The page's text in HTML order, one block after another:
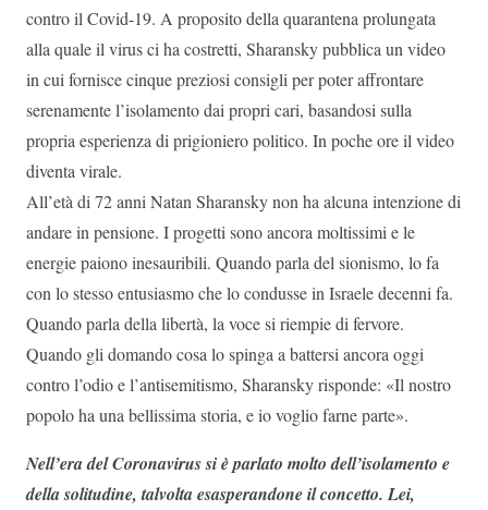
contro il Covid-19. A proposito della quarantena prolungata
alla quale il virus ci ha costretti, Sharansky pubblica un video
in cui fornisce cinque preziosi consigli per poter affrontare
serenamente l’isolamento dai propri cari, basandosi sulla
propria esperienza di prigioniero politico. In poche ore il video
diventa virale.
All’età di 72 anni Natan Sharansky non ha alcuna intenzione di
andare in pensione. I progetti sono ancora moltissimi e le
energie paiono inesauribili. Quando parla del sionismo, lo fa
con lo stesso entusiasmo che lo condusse in Israele decenni fa.
Quando parla della libertà, la voce si riempie di fervore.
Quando gli domando cosa lo spinga a battersi ancora oggi
contro l’odio e l’antisemitismo, Sharansky risponde: «Il nostro
popolo ha una bellissima storia, e io voglio farne parte».
Nell’era del Coronavirus si è parlato molto dell’isolamento e
della solitudine, talvolta esasperandone il concetto. Lei,